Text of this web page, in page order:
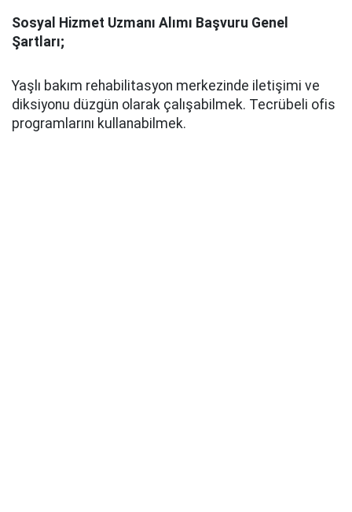
Sosyal Hizmet Uzmanı Alımı Başvuru Genel
Şartları;
Yaşlı bakım rehabilitasyon merkezinde iletişimi ve
diksiyonu düzgün olarak çalışabilmek. Tecrübeli ofis
programlarını kullanabilmek.